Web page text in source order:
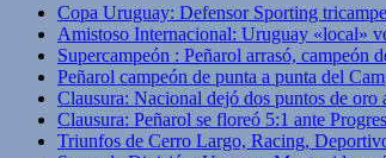
Copa Uruguay: Defensor Sporting
Amistoso Internacional: Uruguay «local»
Supercampeón : Peñarol arrasó,
Peñarol campeón de punta a punta del
Clausura: Nacional dejó dos puntos de
Clausura: Peñarol se floreó 5:1 ante
Triunfos de Cerro Largo, Racing,